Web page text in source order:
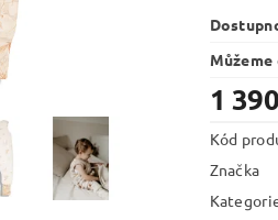
1
Kód
Značka